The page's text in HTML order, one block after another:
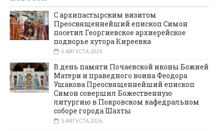
С архипастырским визитом
Преосвященнейший епископ Симон
посетил Георгиевское архиерейское
подворье хутора Киреевка
6 АВГУСТА 2026
В день памяти Почаевской иконы Божией
Матери и праведного воина Феодора
Ушакова Преосвященнейший епископ
Симон совершил Божественную
литургию в Покровском кафедральном
соборе города Шахты
5 АВГУСТА 2026